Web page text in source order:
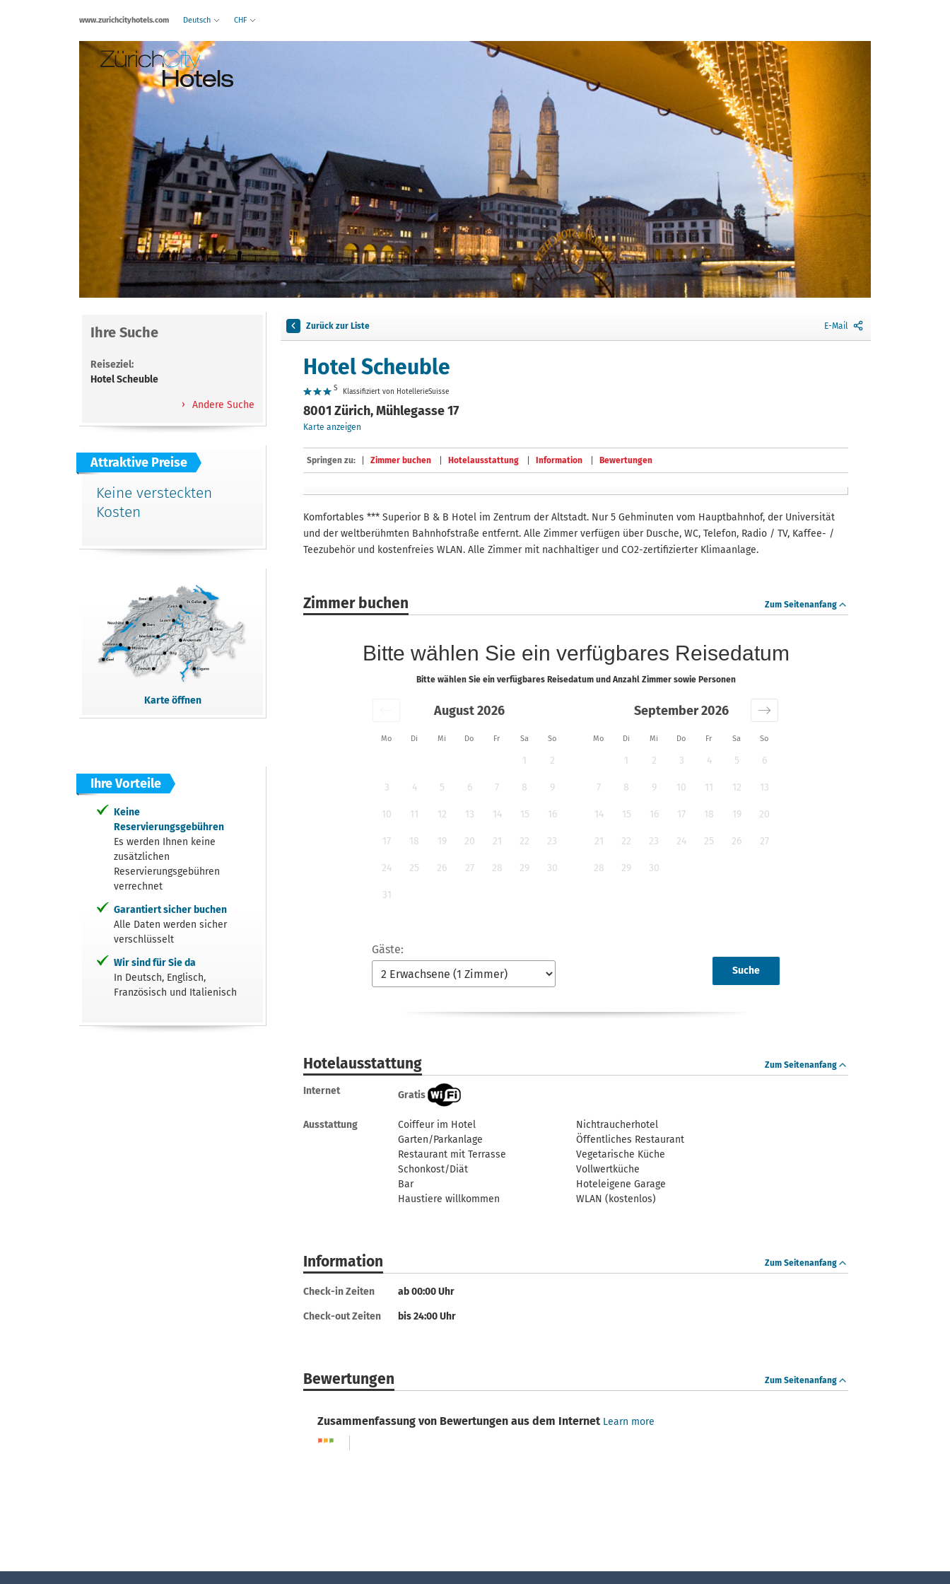
www.zurichcityhotels.com Deutsch CHF
Ihre Suche
Reiseziel:
Hotel Scheuble
Andere Suche
Attraktive Preise
Keine versteckten
Kosten
Karte öffnen
Ihre Vorteile
Keine
Reservierungsgebühren
Es werden Ihnen keine
zusätzlichen
Reservierungsgebühren
verrechnet
Garantiert sicher buchen
Alle Daten werden sicher
verschlüsselt
Wir sind für Sie da
In Deutsch, Englisch,
Französisch und Italienisch
Zurück zur Liste E-Mail
Hotel Scheuble
S Klassifiziert von HotellerieSuisse
8001 Zürich, Mühlegasse 17
Karte anzeigen
Springen zu: Zimmer buchen Hotelausstattung Information Bewertungen
Komfortables *** Superior B & B Hotel im Zentrum der Altstadt. Nur 5 Gehminuten vom Hauptbahnhof, der Universität
und der weltberühmten Bahnhofstraße entfernt. Alle Zimmer verfügen über Dusche, WC, Telefon, Radio / TV, Kaffee- /
Teezubehör und kostenfreies WLAN. Alle Zimmer mit nachhaltiger und CO2-zertifizierter Klimaanlage.
Zimmer buchen Zum Seitenanfang
Bitte wählen Sie ein verfügbares Reisedatum
Bitte wählen Sie ein verfügbares Reisedatum und Anzahl Zimmer sowie Personen
Mo Di Mi Do Fr Sa So Mo Di Mi Do Fr Sa So
August 2026
1 2
3 4 5 6 7 8 9
10 11 12 13 14 15 16
17 18 19 20 21 22 23
24 25 26 27 28 29 30
31
September 2026
1 2 3 4 5 6
7 8 9 10 11 12 13
14 15 16 17 18 19 20
21 22 23 24 25 26 27
28 29 30
Gäste:
Suche
Hotelausstattung Zum Seitenanfang
Internet Gratis
Ausstattung Coiffeur im Hotel
Nichtraucherhotel
Garten/Parkanlage
Öffentliches Restaurant
Restaurant mit Terrasse
Vegetarische Küche
Schonkost/Diät
Vollwertküche
Bar
Hoteleigene Garage
Haustiere willkommen
WLAN (kostenlos)
Information Zum Seitenanfang
Check-in Zeiten ab 00:00 Uhr
Check-out Zeiten bis 24:00 Uhr
Bewertungen Zum Seitenanfang
Zusammenfassung von Bewertungen aus dem Internet Learn more